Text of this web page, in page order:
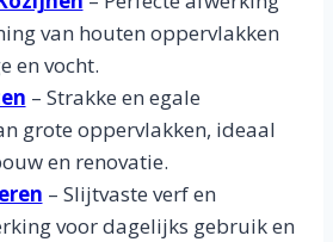
van houten oppervlakken
en vocht.
– Strakke en egale
grote oppervlakken, ideaal
en renovatie.
– Slijtvaste verf en
voor dagelijks gebruik en